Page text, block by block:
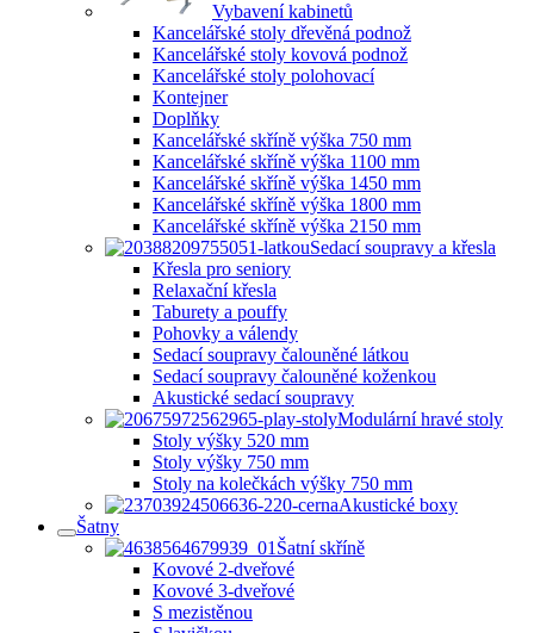
Vybavení kabinetů
Kancelářské stoly dřevěná podnož
Kancelářské stoly kovová podnož
Kancelářské stoly polohovací
Kontejner
Doplňky
Kancelářské skříně výška 750 mm
Kancelářské skříně výška 1100 mm
Kancelářské skříně výška 1450 mm
Kancelářské skříně výška 1800 mm
Kancelářské skříně výška 2150 mm
Sedací soupravy a křesla
Křesla pro seniory
Relaxační křesla
Taburety a pouffy
Pohovky a válendy
Sedací soupravy čalouněné látkou
Sedací soupravy čalouněné koženkou
Akustické sedací soupravy
Modulární hravé stoly
Stoly výšky 520 mm
Stoly výšky 750 mm
Stoly na kolečkách výšky 750 mm
Akustické boxy
Šatny
Šatní skříně
Kovové 2-dveřové
Kovové 3-dveřové
S mezistěnou